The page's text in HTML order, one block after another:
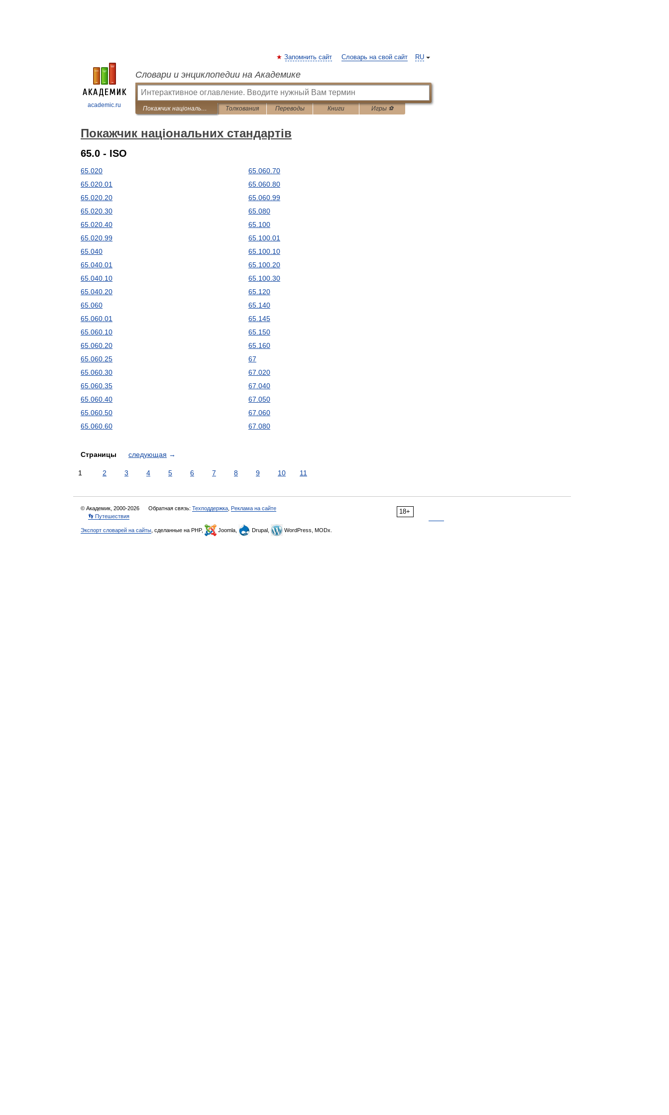
academic.ru
RU
Запомнить сайт Словарь на свой сайт
Словари и энциклопедии на Академике
Покажчик національних стандартів Толкования Переводы Книги Игры ⚽
Покажчик національних стандартів
65.0 - ISO
65.020
65.020.01
65.020.20
65.020.30
65.020.40
65.020.99
65.040
65.040.01
65.040.10
65.040.20
65.060
65.060.01
65.060.10
65.060.20
65.060.25
65.060.30
65.060.35
65.060.40
65.060.50
65.060.60
65.060.70
65.060.80
65.060.99
65.080
65.100
65.100.01
65.100.10
65.100.20
65.100.30
65.120
65.140
65.145
65.150
65.160
67
67.020
67.040
67.050
67.060
67.080
Страницы следующая →
1 2 3 4 5 6 7 8 9 10 11
18+
© Академик, 2000-2026 Обратная связь: Техподдержка Реклама на сайте
👣 Путешествия
Экспорт словарей на сайты , сделанные на PHP, Joomla, Drupal, WordPress, MODx.